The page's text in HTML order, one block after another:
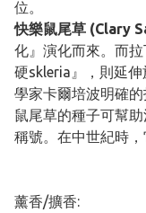
位。
快樂鼠尾草 (Clary
化』演化而來。而
硬skleria』，則延
學家卡爾培波明確
鼠尾草的種子可幫
稱號。在中世紀時
薰香/擴香: